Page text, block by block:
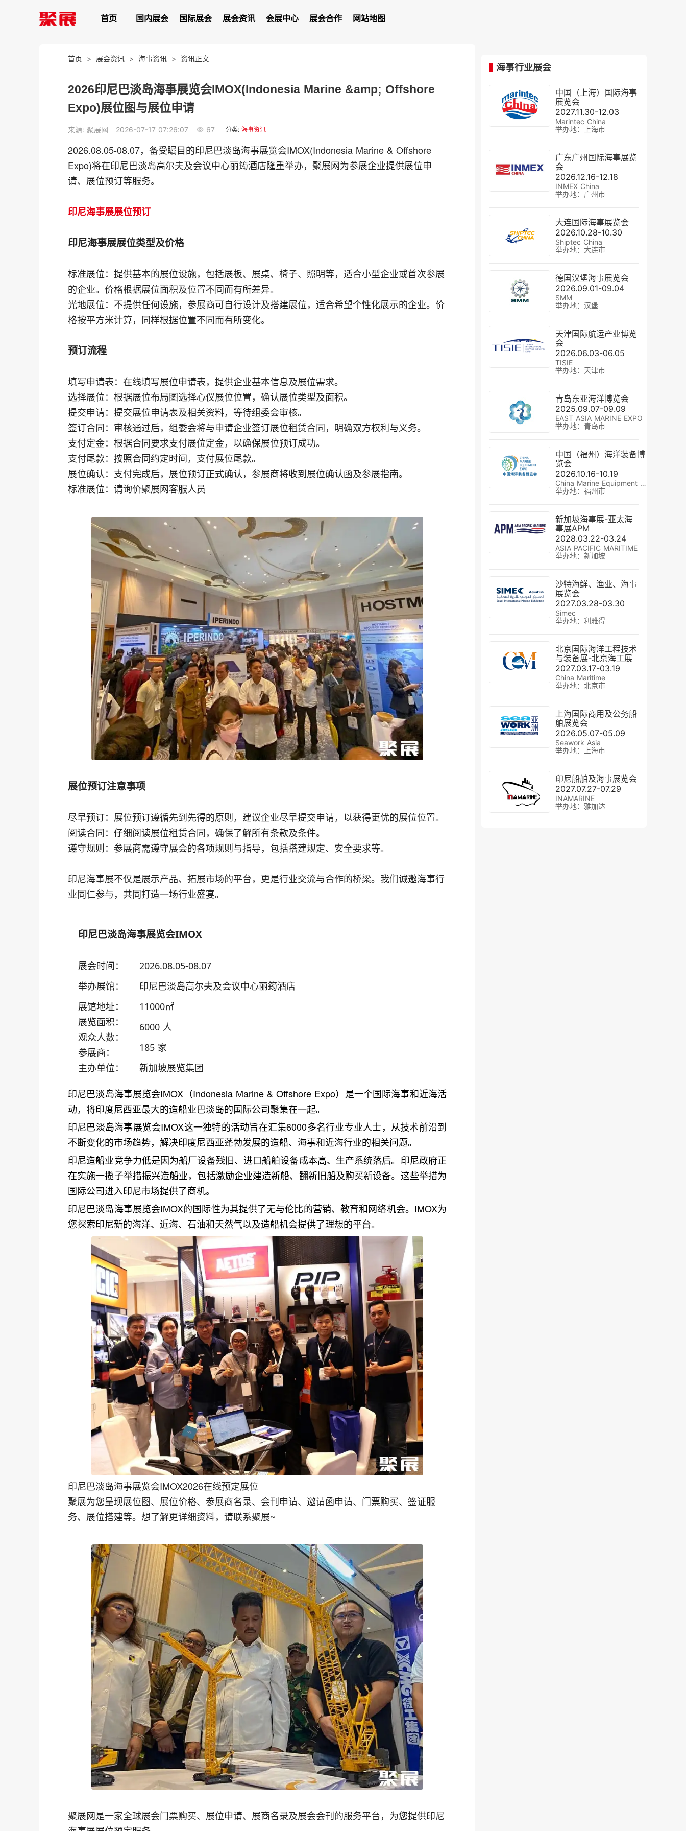
首页 国内展会 国际展会 展会资讯 会展中心 展会合作 网站地图
首页 > 展会资讯 > 海事资讯 > 资讯正文
2026印尼巴淡岛海事展览会IMOX(Indonesia Marine &amp; Offshore
Expo)展位图与展位申请
来源: 聚展网 2026-07-17 07:26:07 67 分类: 海事资讯
2026.08.05-08.07，备受瞩目的印尼巴淡岛海事展览会IMOX(Indonesia Marine & Offshore
Expo)将在印尼巴淡岛高尔夫及会议中心丽筠酒店隆重举办，聚展网为参展企业提供展位申
请、展位预订等服务。
印尼海事展展位预订
印尼海事展展位类型及价格
标准展位：提供基本的展位设施，包括展板、展桌、椅子、照明等，适合小型企业或首次参展
的企业。价格根据展位面积及位置不同而有所差异。
光地展位：不提供任何设施，参展商可自行设计及搭建展位，适合希望个性化展示的企业。价
格按平方米计算，同样根据位置不同而有所变化。
预订流程
填写申请表：在线填写展位申请表，提供企业基本信息及展位需求。
选择展位：根据展位布局图选择心仪展位位置，确认展位类型及面积。
提交申请：提交展位申请表及相关资料，等待组委会审核。
签订合同：审核通过后，组委会将与申请企业签订展位租赁合同，明确双方权利与义务。
支付定金：根据合同要求支付展位定金，以确保展位预订成功。
支付尾款：按照合同约定时间，支付展位尾款。
展位确认：支付完成后，展位预订正式确认，参展商将收到展位确认函及参展指南。
标准展位：请询价聚展网客服人员
展位预订注意事项
尽早预订：展位预订遵循先到先得的原则，建议企业尽早提交申请，以获得更优的展位位置。
阅读合同：仔细阅读展位租赁合同，确保了解所有条款及条件。
遵守规则：参展商需遵守展会的各项规则与指导，包括搭建规定、安全要求等。
印尼海事展不仅是展示产品、拓展市场的平台，更是行业交流与合作的桥梁。我们诚邀海事行
业同仁参与，共同打造一场行业盛宴。
印尼巴淡岛海事展览会IMOX
展会时间：
2026.08.05-08.07
举办展馆：
印尼巴淡岛高尔夫及会议中心丽筠酒店
展馆地址：
展览面积：
11000㎡
观众人数：
6000 人
参展商：
185 家
主办单位：
新加坡展览集团
印尼巴淡岛海事展览会IMOX（Indonesia Marine & Offshore Expo）是一个国际海事和近海活
动，将印度尼西亚最大的造船业巴淡岛的国际公司聚集在一起。
印尼巴淡岛海事展览会IMOX这一独特的活动旨在汇集6000多名行业专业人士，从技术前沿到
不断变化的市场趋势，解决印度尼西亚蓬勃发展的造船、海事和近海行业的相关问题。
印尼造船业竞争力低是因为船厂设备残旧、进口船舶设备成本高、生产系统落后。印尼政府正
在实施一揽子举措振兴造船业，包括激励企业建造新船、翻新旧船及购买新设备。这些举措为
国际公司进入印尼市场提供了商机。
印尼巴淡岛海事展览会IMOX的国际性为其提供了无与伦比的营销、教育和网络机会。IMOX为
您探索印尼新的海洋、近海、石油和天然气以及造船机会提供了理想的平台。
印尼巴淡岛海事展览会IMOX2026在线预定展位
聚展为您呈现展位图、展位价格、参展商名录、会刊申请、邀请函申请、门票购买、签证服
务、展位搭建等。想了解更详细资料，请联系聚展~
聚展网是一家全球展会门票购买、展位申请、展商名录及展会会刊的服务平台，为您提供印尼
海事行业展会
中国（上海）国际海事
展览会
2027.11.30-12.03
Marintec China
举办地：上海市
广东广州国际海事展览
会
2026.12.16-12.18
INMEX China
举办地：广州市
大连国际海事展览会
2026.10.28-10.30
Shiptec China
举办地：大连市
德国汉堡海事展览会
2026.09.01-09.04
SMM
举办地：汉堡
天津国际航运产业博览
会
2026.06.03-06.05
TISIE
举办地：天津市
青岛东亚海洋博览会
2025.09.07-09.09
EAST ASIA MARINE EXPO
举办地：青岛市
中国（福州）海洋装备博
览会
2026.10.16-10.19
China Marine Equipment Expo
举办地：福州市
新加坡海事展-亚太海
事展APM
2028.03.22-03.24
ASIA PACIFIC MARITIME
举办地：新加坡
沙特海鲜、渔业、海事
展览会
2027.03.28-03.30
Simec
举办地：利雅得
北京国际海洋工程技术
与装备展-北京海工展
2027.03.17-03.19
China Maritime
举办地：北京市
上海国际商用及公务船
舶展览会
2026.05.07-05.09
Seawork Asia
举办地：上海市
印尼船舶及海事展览会
2027.07.27-07.29
INAMARINE
举办地：雅加达